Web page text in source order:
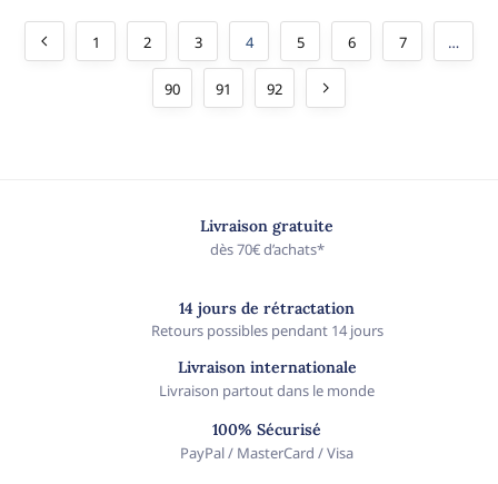
1 2 3 4 5 6 7 …
90 91 92
Livraison gratuite
dès 70€ d’achats*
14 jours de rétractation
Retours possibles pendant 14 jours
Livraison internationale
Livraison partout dans le monde
100% Sécurisé
PayPal / MasterCard / Visa